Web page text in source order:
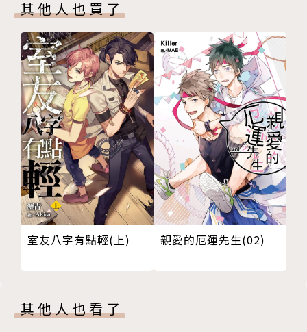
ボールペンでイラストを制作しています。
使用原子筆繪圖中。
【第十五章】
【第十六章】
【第十七章】
【第十八章】
【第十九章】
【第二十章】
【終曲】
其他人也買了
室友八字有點輕(上) 親愛的厄運先生(02)
其他人也看了